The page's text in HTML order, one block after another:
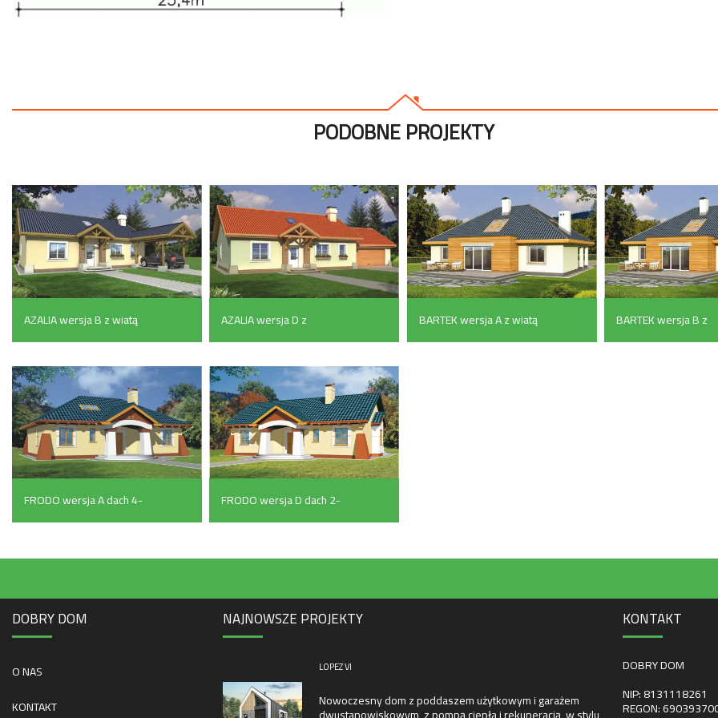
PODOBNE PROJEKTY
AZALIA wersja B z wiatą
(139.6 m²)
AZALIA wersja D z
podwójnym garażem
(182.5 m²)
BARTEK wersja A z wiatą
(183.6 m²)
BARTEK wersja B z
pojedynczym
FRODO wersja A dach 4-
spadowy bez garażu
(130 m²)
FRODO wersja D dach 2-
spadowy z pojedynczym
garażem (159 m²)
DOBRY DOM
O NAS
KONTAKT
NAJNOWSZE PROJEKTY
LOPEZ VI
Nowoczesny dom z poddaszem użytkowym i garażem
KONTAKT
DOBRY DOM
NIP: 8131118261
REGON: